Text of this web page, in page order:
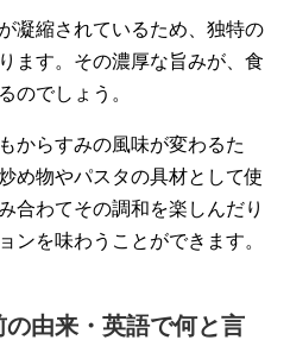
凝縮されているため、独特の
ます。その濃厚な旨みが、食
のでしょう。
からすみの風味が変わるた
め物やパスタの具材として使
合わてその調和を楽しんだり
ンを味わうことができます。
由来・英語で何と言